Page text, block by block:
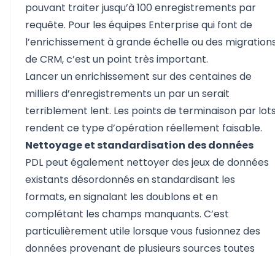
pouvant traiter jusqu’à 100 enregistrements par
requête. Pour les équipes Enterprise qui font de
l’enrichissement à grande échelle ou des
de CRM, c’est un point très important.
Lancer un enrichissement sur des centaines de
milliers d’enregistrements un par un serait
terriblement lent. Les points de terminaison par
rendent ce type d’opération réellement faisable.
Nettoyage et standardisation des données
PDL peut également nettoyer des jeux de données
existants désordonnés en standardisant les
formats, en signalant les doublons et en
complétant les champs manquants. C’est
particulièrement utile lorsque vous fusionnez des
données provenant de plusieurs sources toutes